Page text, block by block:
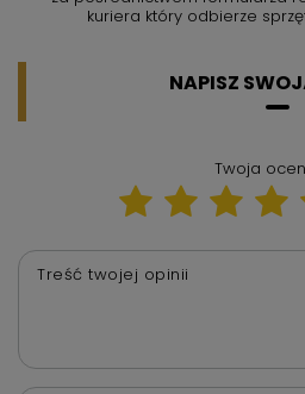
kuriera który odbierze
NAPISZ
Twoja
Treść twojej opinii